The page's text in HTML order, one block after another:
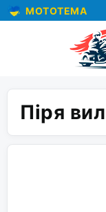
MOTOTEMA
Піря